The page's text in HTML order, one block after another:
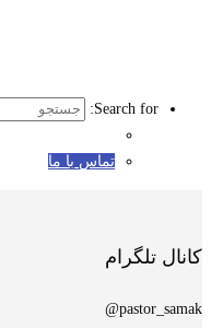
Search for:
تماس با ما
کانال تلگرام
pastor_samak@